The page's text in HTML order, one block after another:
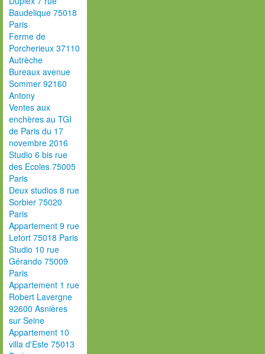
Baudelique 75018
Paris
Ferme de
Porcherieux 37110
Autrèche
Bureaux avenue
Sommer 92160
Antony
Ventes aux
enchères au TGI
de Paris du 17
novembre 2016
Studio 6 bis rue
des Ecoles 75005
Paris
Deux studios 8 rue
Sorbier 75020
Paris
Appartement 9 rue
Letort 75018 Paris
Studio 10 rue
Gérando 75009
Paris
Appartement 1 rue
Robert Lavergne
92600 Asnières
sur Seine
Appartement 10
villa d'Este 75013